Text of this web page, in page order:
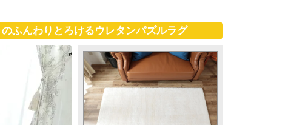
ふんわりとろけるウレタンパズルラグ